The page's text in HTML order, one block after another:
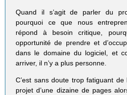
Quand il s’agit de parler du
pourquoi ce que nous
répond à besoin critique,
opportunité de prendre et
dans le domaine du logiciel, et
arriver, il n’y a plus personne.
C’est sans doute trop fatiguant
projet d’une dizaine de pages